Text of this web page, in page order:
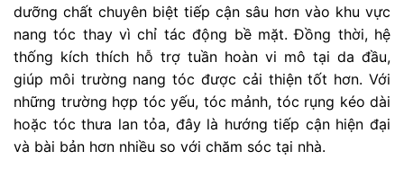
dưỡng chất chuyên biệt tiếp cận sâu hơn vào khu vực
nang tóc thay vì chỉ tác động bề mặt. Đồng thời, hệ
thống kích thích hỗ trợ tuần hoàn vi mô tại da đầu,
giúp môi trường nang tóc được cải thiện tốt hơn. Với
những trường hợp tóc yếu, tóc mảnh, tóc rụng kéo dài
hoặc tóc thưa lan tỏa, đây là hướng tiếp cận hiện đại
và bài bản hơn nhiều so với chăm sóc tại nhà.